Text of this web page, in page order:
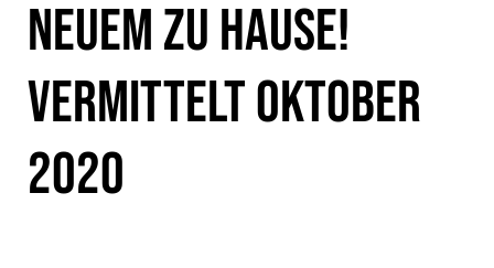
EUEM ZU HAUSE! V
ERMITTELT OKTOBER 2
020